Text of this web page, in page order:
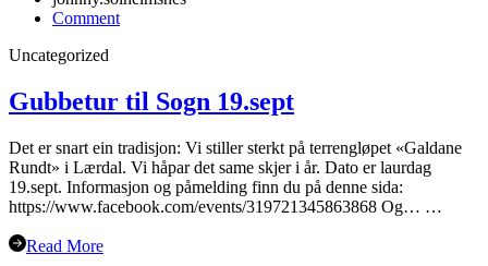
Commenton
Uncategorized
Gubbetur til Sogn 19.sept
Det er snart ein tradisjon: Vi stiller sterkt på terrengløpet «Galdane
Rundt» i Lærdal. Vi håpar det same skjer i år. Dato er laurdag
19.sept. Informasjon og påmelding finn du på denne sida:
https://www.facebook.com/events/319721345863868 Og… …
Read More